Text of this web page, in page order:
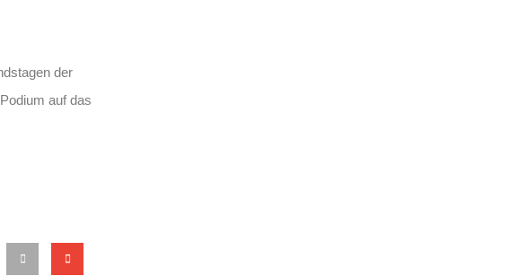
der
auf das